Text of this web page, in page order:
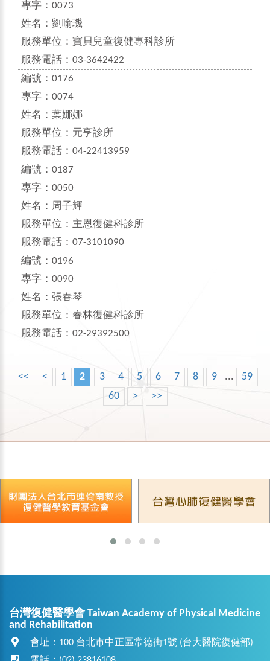
專字： 0073
姓名： 劉喻璣
服務單位： 寶貝兒童復健專科診所
服務電話： 03-3642422
編號： 0176
專字： 0074
姓名： 葉娜娜
服務單位： 元亨診所
服務電話： 04-22413959
編號： 0187
專字： 0050
姓名： 周子輝
服務單位： 主恩復健科診所
服務電話： 07-3101090
編號： 0196
專字： 0090
姓名： 張春琴
服務單位： 春林復健科診所
服務電話： 02-29392500
<< < 1 2 3 4 5 6 7 8 9 ...
59
60
> >>
台灣復健醫學會 Taiwan Academy of Physical Medicine
and Rehabilitation
會址：100 台北市中正區常德街1號 (台大醫院復健部)